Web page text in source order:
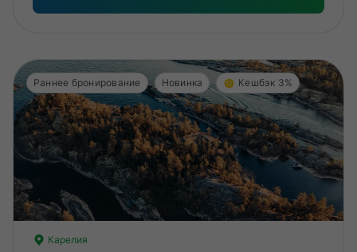
Раннее бронирование Новинка Кешбэк 3%
Карелия